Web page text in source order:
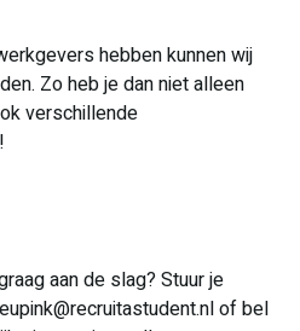
onze openstaande
kan jij contact opnemen met
hebben kunnen wij
Zo heb je dan niet alleen
verschillende
aan de slag? Stuur je
of bel